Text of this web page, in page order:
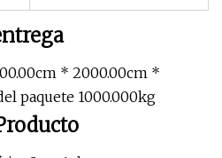
* 2000.00cm *
paquete 1000.000kg